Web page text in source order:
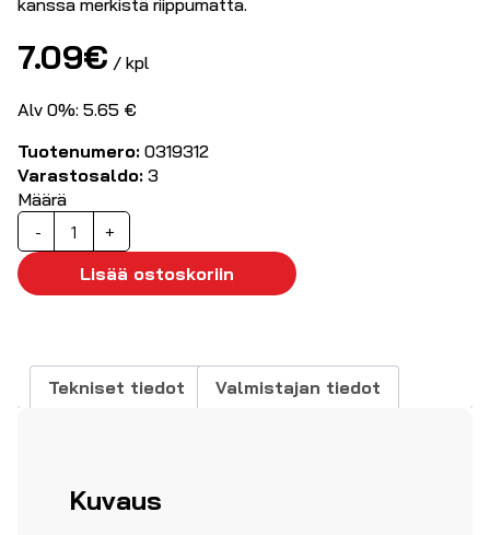
kanssa merkistä riippumatta.
7.09€ / kpl
Alv 0%: 5.65 €
Tuotenumero: 0319312
Varastosaldo: 3
Määrä
-
RF-
kaukosäädin,
kanavaa
+
Lisää ostoskoriin
Tekniset tiedot Valmistajan tiedot
Kuvaus